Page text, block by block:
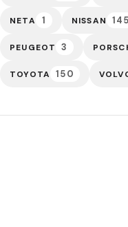
NETA 1 NISSAN 145
PEUGEOT 3
TOYOTA 150